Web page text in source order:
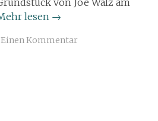
lesen →
Einen Kommentar